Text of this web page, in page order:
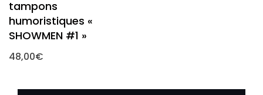
tampons
humoristiques «
SHOWMEN #1 »
48,00€